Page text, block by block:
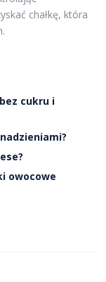
chałkę, która
cukru i
owocowe